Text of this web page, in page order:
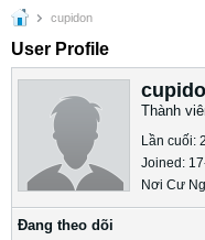
cupidon
User Profile
Thành
Lần cuối:
Joined:
Nơi Cư
Ðang theo dõi